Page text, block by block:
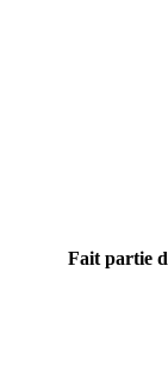
Fait partie